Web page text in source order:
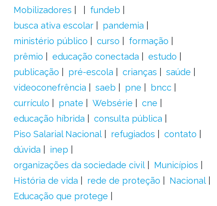
Mobilizadores
fundeb
busca ativa escolar
pandemia
ministério público
curso
formação
prêmio
educação conectada
estudo
publicação
pré-escola crianças
saúde
videoconefrência
saeb pne
bncc
currículo
pnate Websérie
cne
educação híbrida
consulta pública
Piso Salarial Nacional
refugiados
contato
dúvida
inep
organizações da sociedade civil
Municípios
História de vida
rede de proteção
Nacional
Educação que protege